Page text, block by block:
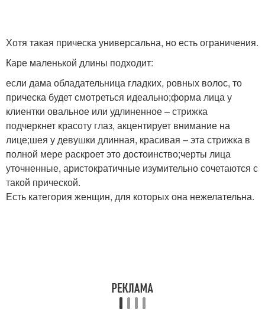
Хотя такая прическа универсальна, но есть ограничения.
Каре маленькой длины подходит:
если дама обладательница гладких, ровных волос, то
прическа будет смотреться идеально;форма лица у
клиентки овальное или удлиненное – стрижка
подчеркнет красоту глаз, акцентирует внимание на
лице;шея у девушки длинная, красивая – эта стрижка в
полной мере раскроет это достоинство;черты лица
уточненные, аристократичные изумительно сочетаются с
такой прической.
Есть категория женщин, для которых она нежелательна.